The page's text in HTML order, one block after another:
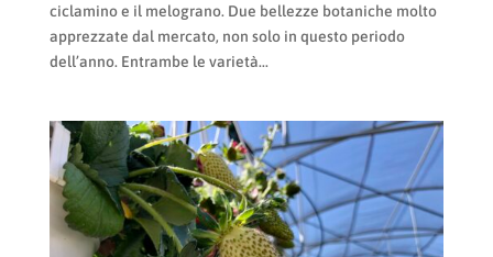
ciclamino e il melograno. Due bellezze botaniche molto
apprezzate dal mercato, non solo in questo periodo
dell’anno. Entrambe le varietà...